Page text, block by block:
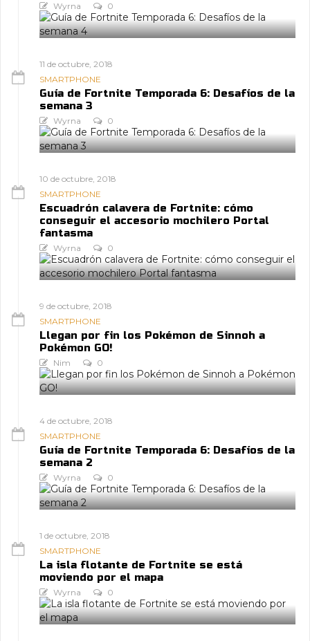
Wyrna 0
11 de octubre, 2018
SMARTPHONE
Guía de Fortnite Temporada 6: Desafíos de la
semana 3
Wyrna 0
10 de octubre, 2018
SMARTPHONE
Escuadrón calavera de Fortnite: cómo
conseguir el accesorio mochilero Portal
fantasma
Wyrna 0
9 de octubre, 2018
SMARTPHONE
Llegan por fin los Pokémon de Sinnoh a
Pokémon GO!
Nim 0
4 de octubre, 2018
SMARTPHONE
Guía de Fortnite Temporada 6: Desafíos de la
semana 2
Wyrna 0
1 de octubre, 2018
SMARTPHONE
La isla flotante de Fortnite se está
moviendo por el mapa
Wyrna 0